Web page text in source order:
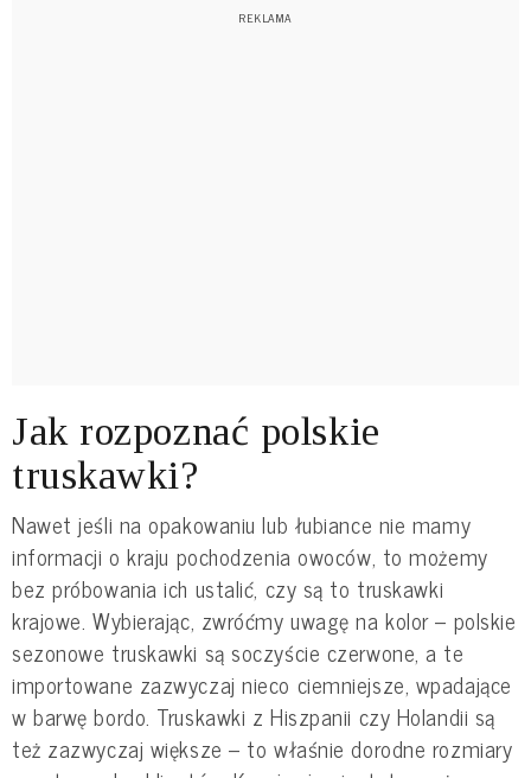
Jak rozpoznać polskie
truskawki?
Nawet jeśli na opakowaniu lub łubiance nie mamy
informacji o kraju pochodzenia owoców, to możemy
bez próbowania ich ustalić, czy są to truskawki
krajowe. Wybierając, zwróćmy uwagę na kolor – polskie
sezonowe truskawki są soczyście czerwone, a te
importowane zazwyczaj nieco ciemniejsze, wpadające
w barwę bordo. Truskawki z Hiszpanii czy Holandii są
też zazwyczaj większe – to właśnie dorodne rozmiary